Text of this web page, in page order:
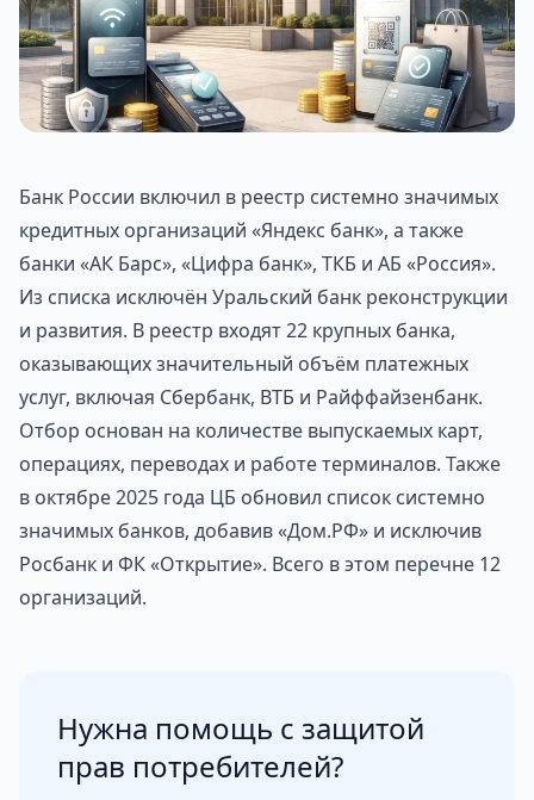
Банк России включил в реестр системно значимых
кредитных организаций «Яндекс банк», а также
банки «АК Барс», «Цифра банк», ТКБ и АБ «Россия».
Из списка исключён Уральский банк реконструкции
и развития. В реестр входят 22 крупных банка,
оказывающих значительный объём платежных
услуг, включая Сбербанк, ВТБ и Райффайзенбанк.
Отбор основан на количестве выпускаемых карт,
операциях, переводах и работе терминалов. Также
в октябре 2025 года ЦБ обновил список системно
значимых банков, добавив «Дом.РФ» и исключив
Росбанк и ФК «Открытие». Всего в этом перечне 12
организаций.
Нужна помощь с защитой
прав потребителей?